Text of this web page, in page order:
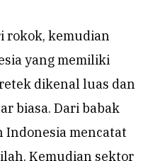
rokok, kemudian
yang memiliki
dikenal luas dan
biasa. Dari babak
Indonesia mencatat
Kemudian sektor